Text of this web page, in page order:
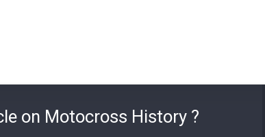
on Motocross History ?